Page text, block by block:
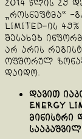
2014 წლის 29
„როსნეფტმა“
Limited-ის 49%
შესახებ
არ არის
ოფშორულ
დაიდო.
დავით
Energy
მინისტრი